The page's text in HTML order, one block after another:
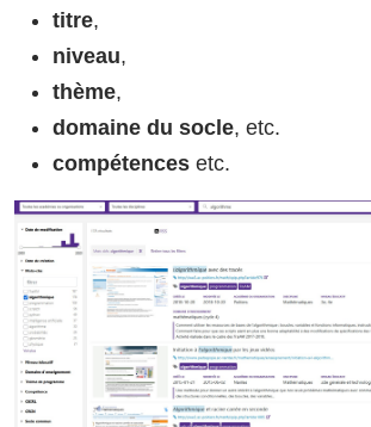
titre,
niveau,
thème,
domaine du socle, etc.
compétences etc.